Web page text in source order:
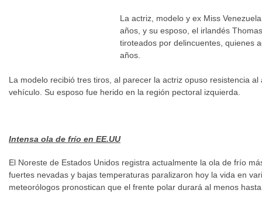
La actriz, modelo y ex Miss
años, y su esposo, el irlandés
tiroteados por delincuentes, quienes
años.
La modelo recibió tres tiros, al parecer la actriz opuso resistencia
vehículo. Su esposo fue herido en la región pectoral izquierda.
Intensa ola de frío en EE.UU
El Noreste de Estados Unidos registra actualmente la ola de frío
fuertes nevadas y bajas temperaturas paralizaron hoy la vida en
meteorólogos pronostican que el frente polar durará al menos